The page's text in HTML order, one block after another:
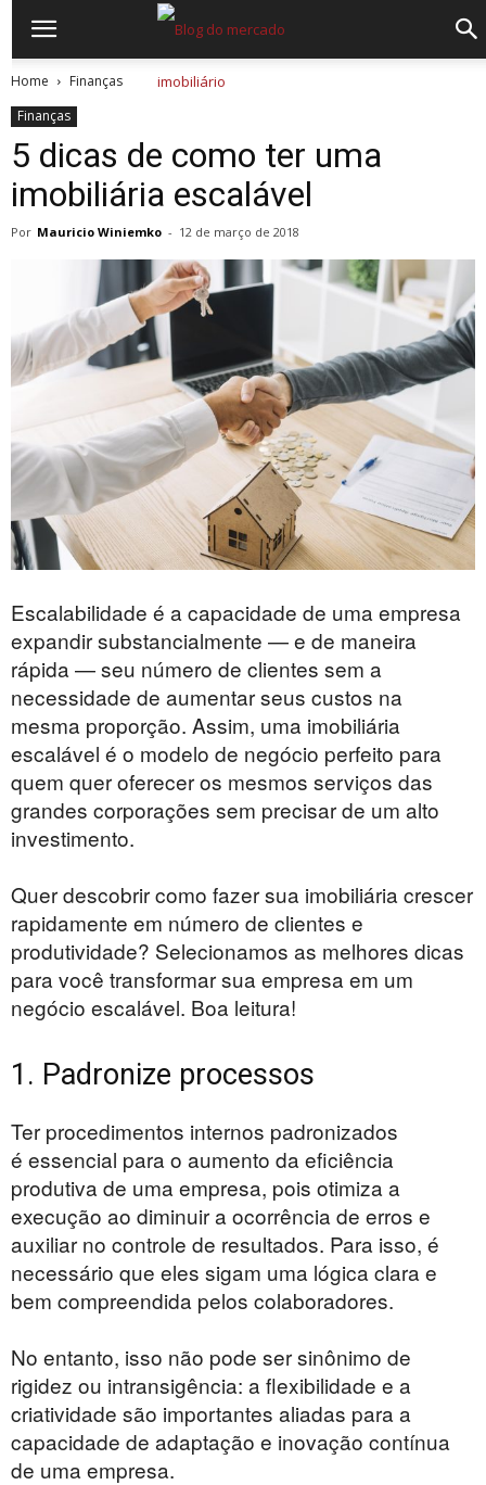
Home
Finanças
Finanças
5 dicas de como ter uma
imobiliária escalável
Por Mauricio Winiemko - 12 de março de 2018
Escalabilidade é a capacidade de uma empresa
expandir substancialmente — e de maneira
rápida — seu número de clientes sem a
necessidade de aumentar seus custos na
mesma proporção. Assim, uma imobiliária
escalável é o modelo de negócio perfeito para
quem quer oferecer os mesmos serviços das
grandes corporações sem precisar de um alto
investimento.
Quer descobrir como fazer sua imobiliária crescer
rapidamente em número de clientes e
produtividade? Selecionamos as melhores dicas
para você transformar sua empresa em um
negócio escalável. Boa leitura!
1. Padronize processos
Ter procedimentos internos padronizados
é essencial para o aumento da eficiência
produtiva de uma empresa, pois otimiza a
execução ao diminuir a ocorrência de erros e
auxiliar no controle de resultados. Para isso, é
necessário que eles sigam uma lógica clara e
bem compreendida pelos colaboradores.
No entanto, isso não pode ser sinônimo de
rigidez ou intransigência: a flexibilidade e a
criatividade são importantes aliadas para a
capacidade de adaptação e inovação contínua
de uma empresa.